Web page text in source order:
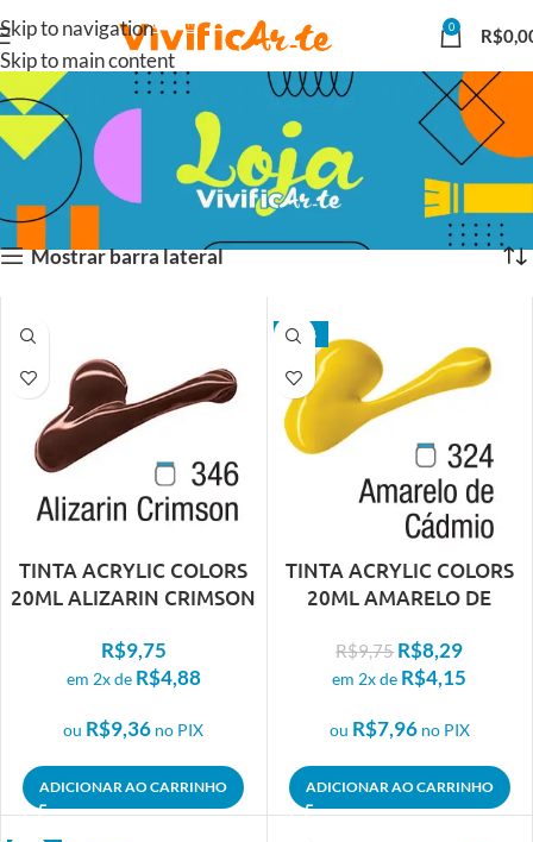
Skip to navigation
Skip to main content
0 R$
TINTA ACRILICA 20ML
Início PRODUTOS PARA PINTURA EM TELA
TINTA ACRILICA 20ML
Exibindo 1–15 de 50 resultados
Mostrar barra lateral
TINTA ACRYLIC COLORS
20ML ALIZARIN CRIMSON
R$9,75
em 2x de R$4,88
ou R$9,36 no PIX
ADICIONAR AO CARRINHO
- 15%
TINTA ACRYLIC COLORS
20ML AMARELO DE
R$9,75 R$8,29
em 2x de R$4,15
ou R$7,96 no PIX
ADICIONAR AO CARRINHO